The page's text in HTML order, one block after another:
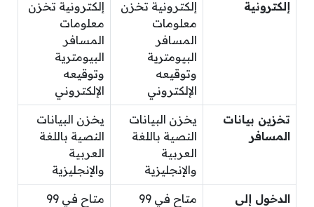
إلكترونية
إلكترونية تخزن
معلومات
المسافر
البيومترية
وتوقيعه
الإلكتروني
إلكترونية تخزن
معلومات
المسافر
البيومترية
وتوقيعه
الإلكتروني
تخزين بيانات
المسافر
يخزن البيانات
النصية باللغة
العربية
والإنجليزية
يخزن البيانات
النصية باللغة
العربية
والإنجليزية
الدخول إلى
متاح في 99
متاح في 99